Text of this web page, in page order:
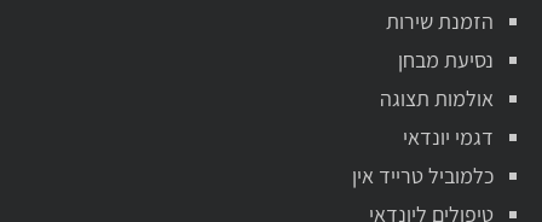
הזמנת שירות
נסיעת מבחן
אולמות תצוגה
דגמי יונדאי
כלמוביל טרייד אין
טיפולים ליונדאי